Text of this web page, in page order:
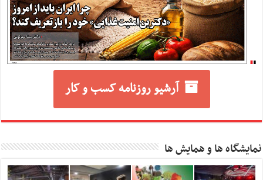
آرشیو روزنامه کسب و کار
نمایشگاه ها و همایش ها